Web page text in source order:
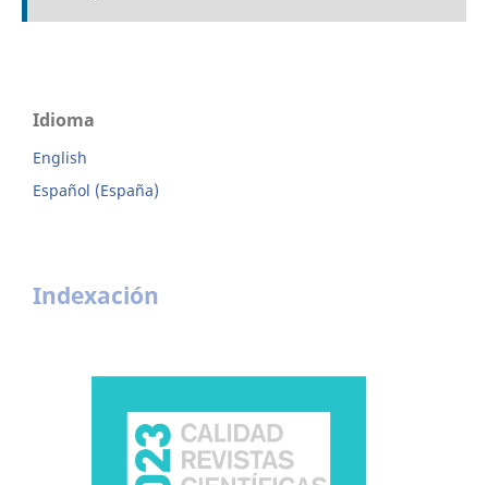
Idioma
English
Español (España)
Indexación